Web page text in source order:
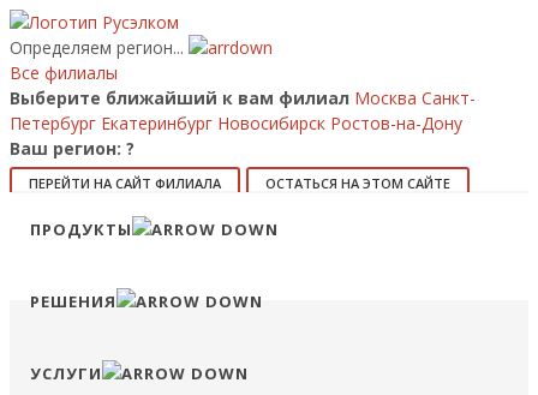
Определяем регион...
Все филиалы
Выберите ближайший к вам филиал Москва Санкт-
Петербург Екатеринбург Новосибирск Ростов-на-Дону
Ваш регион: ?
ПЕРЕЙТИ НА САЙТ ФИЛИАЛА ОСТАТЬСЯ НА ЭТОМ САЙТЕ
Позвонить
Сравнение
ПРОДУКТЫ
РЕШЕНИЯ
УСЛУГИ